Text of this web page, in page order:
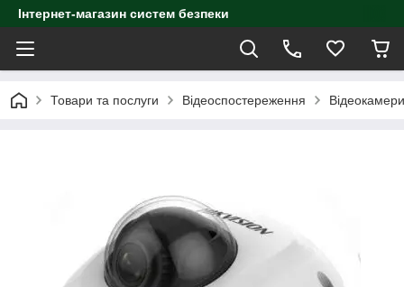
Інтернет-магазин систем безпеки
Товари та послуги Відеоспостереження